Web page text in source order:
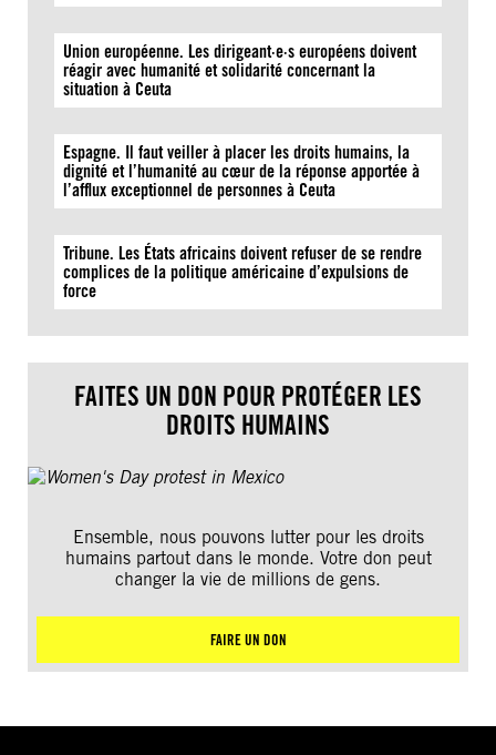
Union européenne. Les dirigeant·e·s européens doivent
réagir avec humanité et solidarité concernant la
situation à Ceuta
Espagne. Il faut veiller à placer les droits humains, la
dignité et l’humanité au cœur de la réponse apportée à
l’afflux exceptionnel de personnes à Ceuta
Tribune. Les États africains doivent refuser de se rendre
complices de la politique américaine d’expulsions de
force
FAITES UN DON POUR PROTÉGER LES
DROITS HUMAINS
Ensemble, nous pouvons lutter pour les droits
humains partout dans le monde. Votre don peut
changer la vie de millions de gens.
FAIRE UN DON